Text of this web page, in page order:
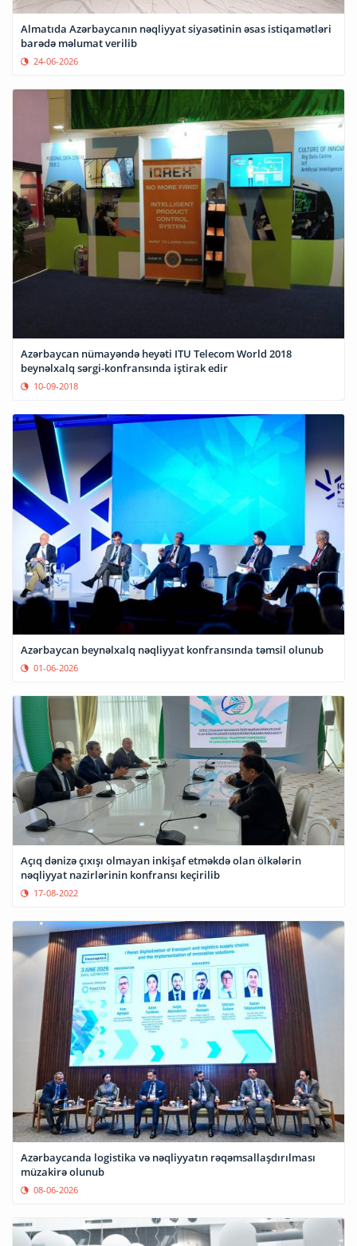
Almatıda Azərbaycanın nəqliyyat siyasətinin əsas istiqamətləri
barədə məlumat verilib
24-06-2026
Azərbaycan nümayəndə heyəti ITU Telecom World 2018
beynəlxalq sərgi-konfransında iştirak edir
10-09-2018
Azərbaycan beynəlxalq nəqliyyat konfransında təmsil olunub
01-06-2026
Açıq dənizə çıxışı olmayan inkişaf etməkdə olan ölkələrin
nəqliyyat nazirlərinin konfransı keçirilib
17-08-2022
Azərbaycanda logistika və nəqliyyatın rəqəmsallaşdırılması
müzakirə olunub
08-06-2026